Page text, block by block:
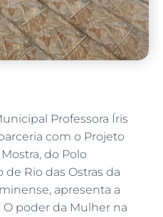
Professora Íris
com o Projeto
do Polo
de Rio das Ostras da
apresenta a
O poder da Mulher na